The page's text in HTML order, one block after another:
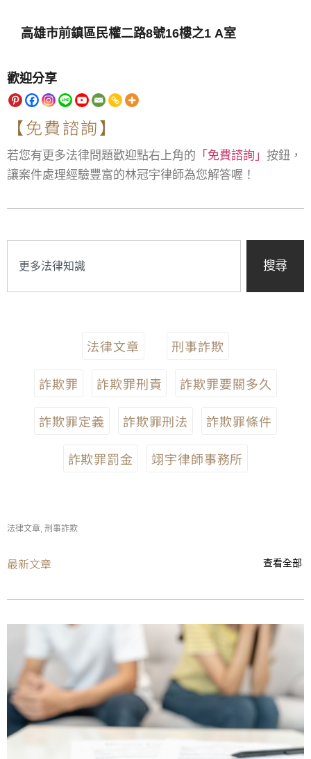
高雄市前鎮區民權二路8號16樓之1 A室
歡迎分享
【免費諮詢】
若您有更多法律問題歡迎點右上角的 「免費諮詢」 按鈕，
讓案件處理經驗豐富的林冠宇律師為您解答喔！
搜尋
法律文章 刑事詐欺
詐欺罪 詐欺罪刑責 詐欺罪要關多久
詐欺罪定義 詐欺罪刑法 詐欺罪條件
詐欺罪罰金 翊宇律師事務所
法律文章, 刑事詐欺
最新文章 查看全部